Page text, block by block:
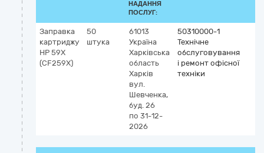
НАДАННЯ
ПОСЛУГ:
Заправка
картриджу
HP 59Х
(CF259Х)
50
штука
61013
Україна
Харківська
область
Харків
вул.
Шевченка,
буд. 26
по 31-12-
2026
50310000-1
Технічне
обслуговування
і ремонт офісної
техніки